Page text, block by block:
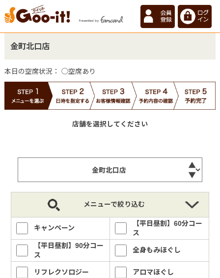
金町北口店
本日の空席状況： ◯空席あり
店舗を選択してください
メニューで絞り込む
キャンペーン
【平日昼割】60分コー
ス
【平日昼割】90分コー
ス
全身もみほぐし
リフレクソロジー アロマほぐし